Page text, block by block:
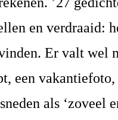
en verdraaid:
Er valt wel
een vakantiefoto,
als ‘zoveel